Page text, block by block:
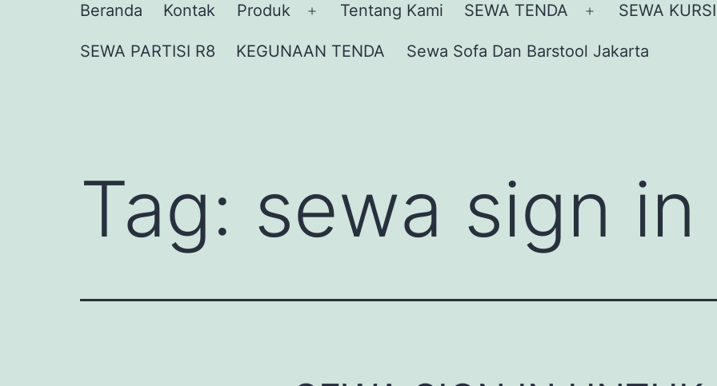
Beranda Kontak Produk
Buka
menu
Tentang Kami SEWA TENDA
Buka
menu
SEWA KURSI
SEWA PARTISI R8 KEGUNAAN TENDA Sewa Sofa Dan Barstool Jakarta
Tag: sewa sign in